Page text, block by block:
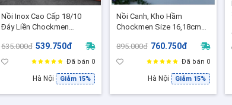
Nồi Inox Cao Cấp 18/10
Đáy Liền Chockmen
Dùng được cho các loại
bếp
635.000đ 539.750đ
Đã bán 0
Hà Nội Giảm 15%
Nồi Canh, Kho Hầm
Chockmen Size 16,18cm
liền khối 3 lớp siêu dày dặn
, Phù hợp mọi bếp
895.000đ 760.750đ
Đã bán 0
Hà Nội Giảm 15%